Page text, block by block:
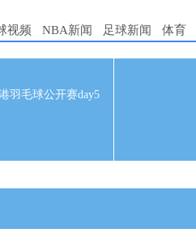
视频 NBA新闻 足球新闻 体育
羽毛球公开赛day5